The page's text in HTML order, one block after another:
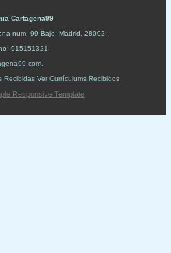
Cartagena99
num. 99 Bajo Madrid 28002
915151321
Recibidas Ver Currículums Recibidos
Responsive Template